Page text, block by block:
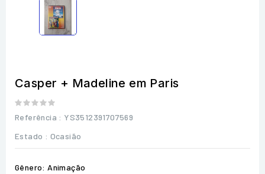
Casper + Madeline em Paris
Referência : YS3512391707569
Estado : Ocasião
Gênero: Animação